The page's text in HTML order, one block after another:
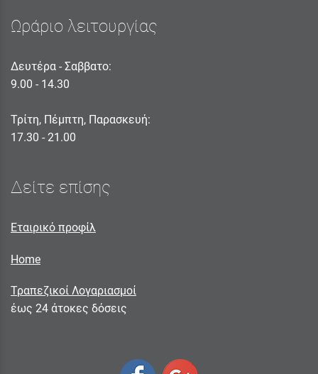
Ωράριο λειτουργίας
Δευτέρα - Σαββατο:
9.00 - 14.30
Τρίτη, Πέμπτη, Παρασκευή:
17.30 - 21.00
Δείτε επίσης
Εταιρικό προφίλ
Home
Τραπεζικοί Λογαριασμοί
έως 24 άτοκες δόσεις